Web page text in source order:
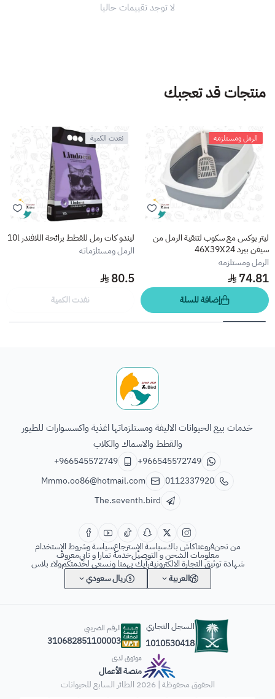
لا توجد تقييمات حاليا
منتجات قد تعجبك
الرمل ومستلزمه
ليتر بوكس مع سكوب لتنقية الرمل من
سيفن بيرد 46X39X24
الرمل ومستلزمه
74.81
إضافة للسلة
نفدت الكمية
ليندو كات رمل للقطط برائحة اللافندر 10l
الرمل ومستلزماته
80.5
نفدت الكمية
خدمات بيع الحيوانات الاليفة ومستلزماتها اغذية واكسسوارات للطيور
والقطط والاسماك والكلاب
+966545572749
+966545572749
0112337920
Mmmo.oo86@hotmail.com
The.seventh.bird
من نحنفروعناكاش باكسياسة الإسترجاعسياسة وشروط الإستخدام
معلومات الشحن و التوصيلخدمة تمارا و تابيمعروف
شهادة توثيق التجارة الالكترونيةرأيك يهمنا ونسعى لخدمتكمولاء بلاس
العربية
ريال سعودي
السجل التجاري
1010530418
الرقم الضريبي
310682851100003
موثوق لدى
منصة الأعمال
الحقوق محفوظة | 2026
الطائر السابع للحيوانات